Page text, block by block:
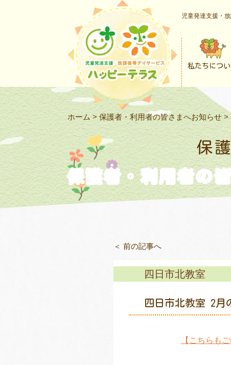
児童発達支援・
私たちにつ
ホーム > 保護者・利用者の皆さまへお知らせ >
保
保護者・利用者の
＜ 前の記事へ
四日市北教室
四日市北教室 2月
【こちらも